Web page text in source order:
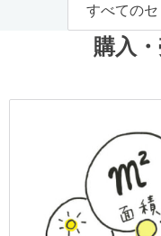
すべての
購入